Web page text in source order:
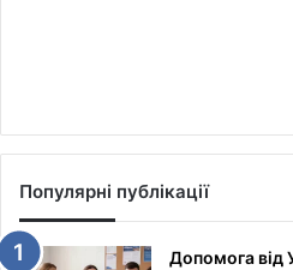
Популярні публікації
Допомога від